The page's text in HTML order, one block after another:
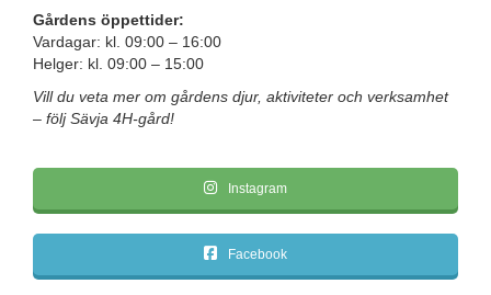
Gårdens öppettider:
Vardagar: kl. 09:00 – 16:00
Helger: kl. 09:00 – 15:00
Vill du veta mer om gårdens djur, aktiviteter och verksamhet
– följ Sävja 4H-gård!
Instagram
Facebook